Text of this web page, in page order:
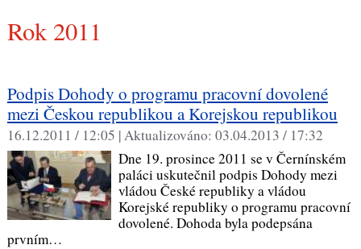
rok 2011
Podpis Dohody o programu pracovní dovolené
mezi Českou republikou a Korejskou republikou
16.12.2011 / 12:05 |Aktualizováno: 03.04.2013 / 17:32
Dne 19. prosince 2011 se v Černínském
paláci uskutečnil podpis Dohody mezi
vládou České republiky a vládou
Korejské republiky o programu pracovní
dovolené. Dohoda byla podepsána
prvním…